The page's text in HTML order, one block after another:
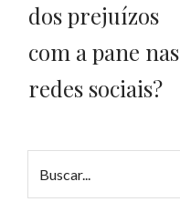
dos prejuízos
com a pane nas
redes sociais?